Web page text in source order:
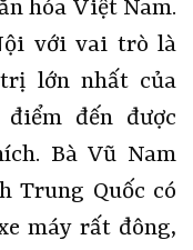
hóa Việt Nam.
với vai trò là
lớn nhất của
đến được
Bà Vũ Nam
Trung Quốc có
máy rất đông,